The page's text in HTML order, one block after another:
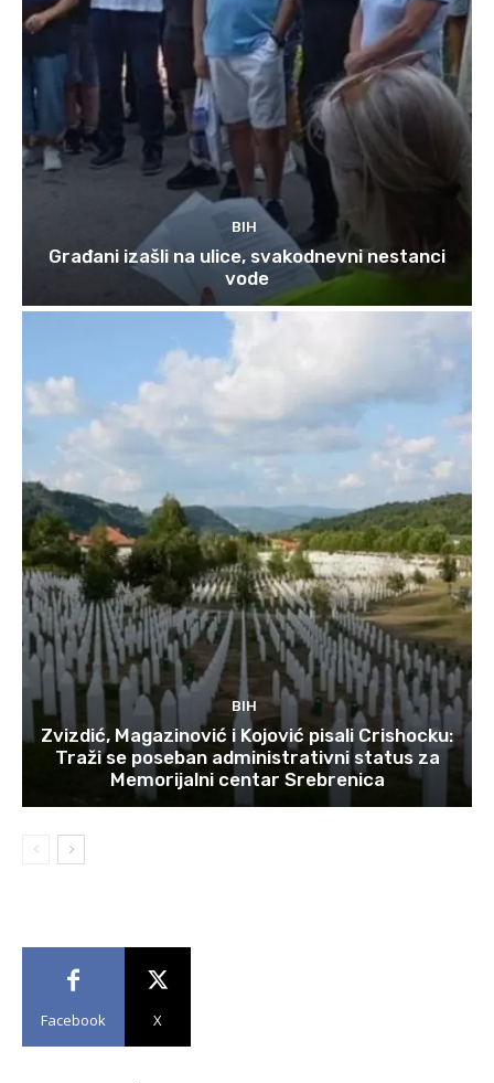
BIH
Građani izašli na ulice, svakodnevni nestanci
vode
BIH
Zvizdić, Magazinović i Kojović pisali Crishocku:
Traži se poseban administrativni status za
Memorijalni centar Srebrenica
Facebook X